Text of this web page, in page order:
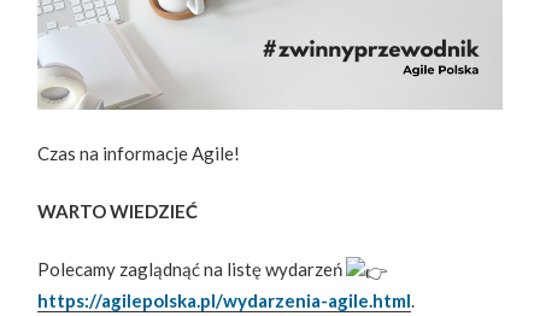
Czas na informacje Agile!
WARTO WIEDZIEĆ
Polecamy zaglądnąć na listę wydarzeń
https://agilepolska.pl/wydarzenia-agile.html.